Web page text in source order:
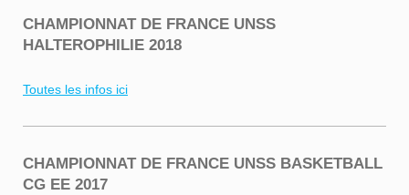
CHAMPIONNAT DE FRANCE UNSS
HALTEROPHILIE 2018
Toutes les infos ici
CHAMPIONNAT DE FRANCE UNSS BASKETBALL
CG EE 2017